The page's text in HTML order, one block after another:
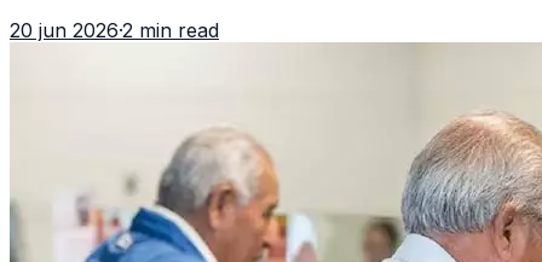
fallido con la administración anterior del Ministerio
20 jun 2026·2 min read